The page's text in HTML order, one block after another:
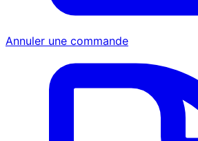
Annuler une commande